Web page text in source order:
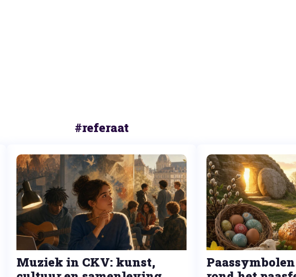
#referaat
Muziek in CKV: kunst,